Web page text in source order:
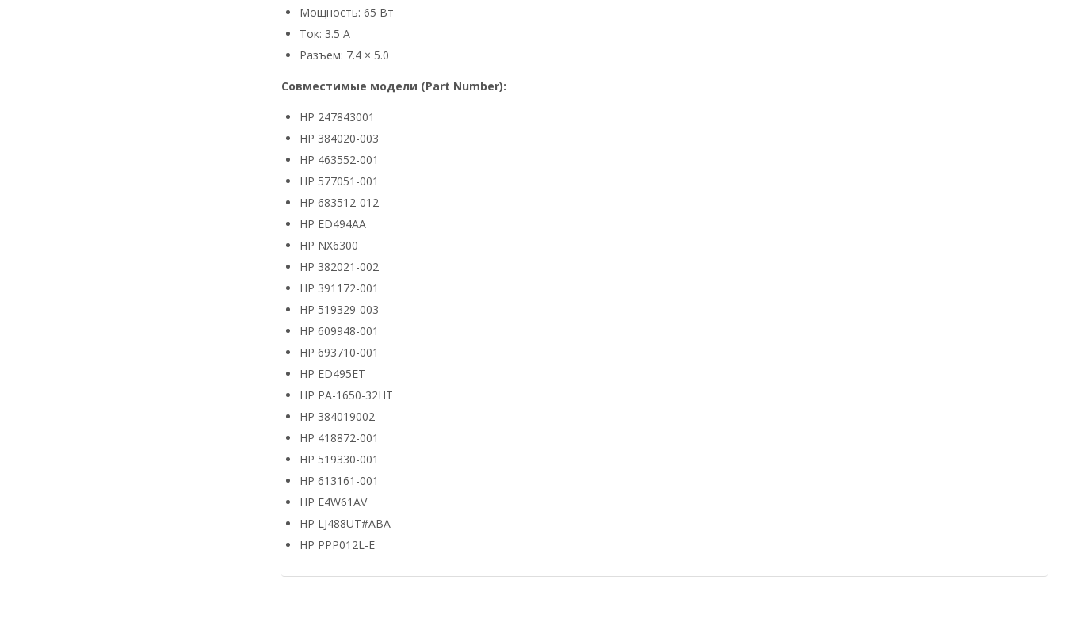
Мощность: 65 Вт
Ток: 3.5 А
Разъем: 7.4 × 5.0
Совместимые модели (Part Number):
HP 247843001
HP 384020-003
HP 463552-001
HP 577051-001
HP 683512-012
HP ED494AA
HP NX6300
HP 382021-002
HP 391172-001
HP 519329-003
HP 609948-001
HP 693710-001
HP ED495ET
HP PA-1650-32HT
HP 384019002
HP 418872-001
HP 519330-001
HP 613161-001
HP E4W61AV
HP LJ488UT#ABA
HP PPP012L-E